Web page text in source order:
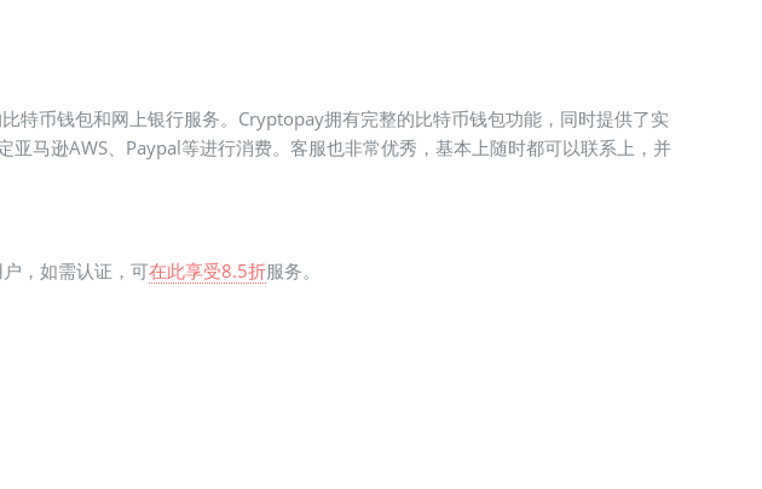
特币钱包和网上银行服务。Cryptopay拥有完整的比特币钱包功能，同时提供了实
马逊AWS、Paypal等进行消费。客服也非常优秀，基本上随时都可以联系上，并
户，如需认证，可在此享受8.5折服务。